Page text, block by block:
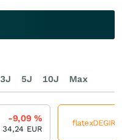
3J 5J 10J Max
-9,09%
34,24 EUR